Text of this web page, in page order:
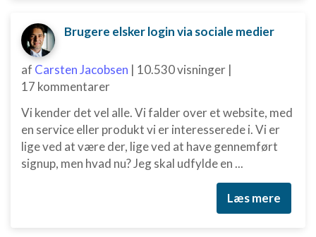
Brugere elsker login via sociale medier
af Carsten Jacobsen | 10.530 visninger |
17 kommentarer
Vi kender det vel alle. Vi falder over et website, med
en service eller produkt vi er interesserede i. Vi er
lige ved at være der, lige ved at have gennemført
signup, men hvad nu? Jeg skal udfylde en ...
Læs mere
kombinationer af oplysninger fra forskellige
kilder
Udvikle og forbedre tjenester
Bruge begrænsede oplysninger til at vælge
IAB Special Features:
Bruge præcise geografiske
placeringsoplysninger